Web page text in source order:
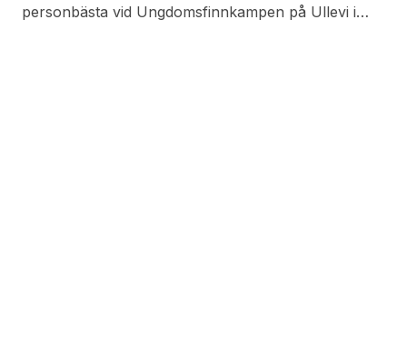
personbästa vid Ungdomsfinnkampen på Ullevi i